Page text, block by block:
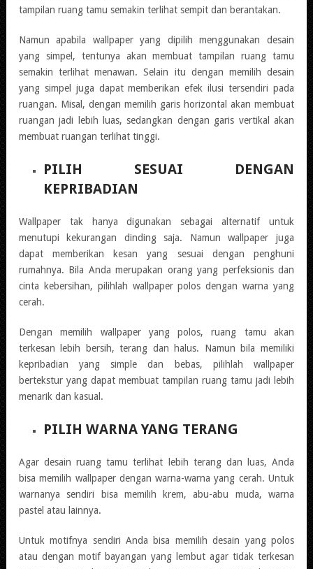
tampilan ruang tamu semakin terlihat sempit dan berantakan.
Namun apabila wallpaper yang dipilih menggunakan desain
yang simpel, tentunya akan membuat tampilan ruang tamu
semakin terlihat menawan. Selain itu dengan memilih desain
yang simpel juga dapat memberikan efek ilusi tersendiri pada
ruangan. Misal, dengan memilih garis horizontal akan membuat
ruangan jadi lebih luas, sedangkan dengan garis vertikal akan
membuat ruangan terlihat tinggi.
PILIH SESUAI DENGAN
KEPRIBADIAN
Wallpaper tak hanya digunakan sebagai alternatif untuk
menutupi kekurangan dinding saja. Namun wallpaper juga
dapat memberikan kesan yang sesuai dengan penghuni
rumahnya. Bila Anda merupakan orang yang perfeksionis dan
cinta kebersihan, pilihlah wallpaper polos dengan warna yang
cerah.
Dengan memilih wallpaper yang polos, ruang tamu akan
terkesan lebih bersih, terang dan halus. Namun bila memiliki
kepribadian yang simple dan bebas, pilihlah wallpaper
bertekstur yang dapat membuat tampilan ruang tamu jadi lebih
menarik dan kasual.
PILIH WARNA YANG TERANG
Agar desain ruang tamu terlihat lebih terang dan luas, Anda
bisa memilih wallpaper dengan warna-warna yang cerah. Untuk
warnanya sendiri bisa memilih krem, abu-abu muda, warna
pastel atau lainnya.
Untuk motifnya sendiri Anda bisa memilih desain yang polos
atau dengan motif bayangan yang lembut agar tidak terkesan